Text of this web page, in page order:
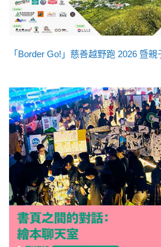
「Border Go!」慈善越野跑 2026 暨